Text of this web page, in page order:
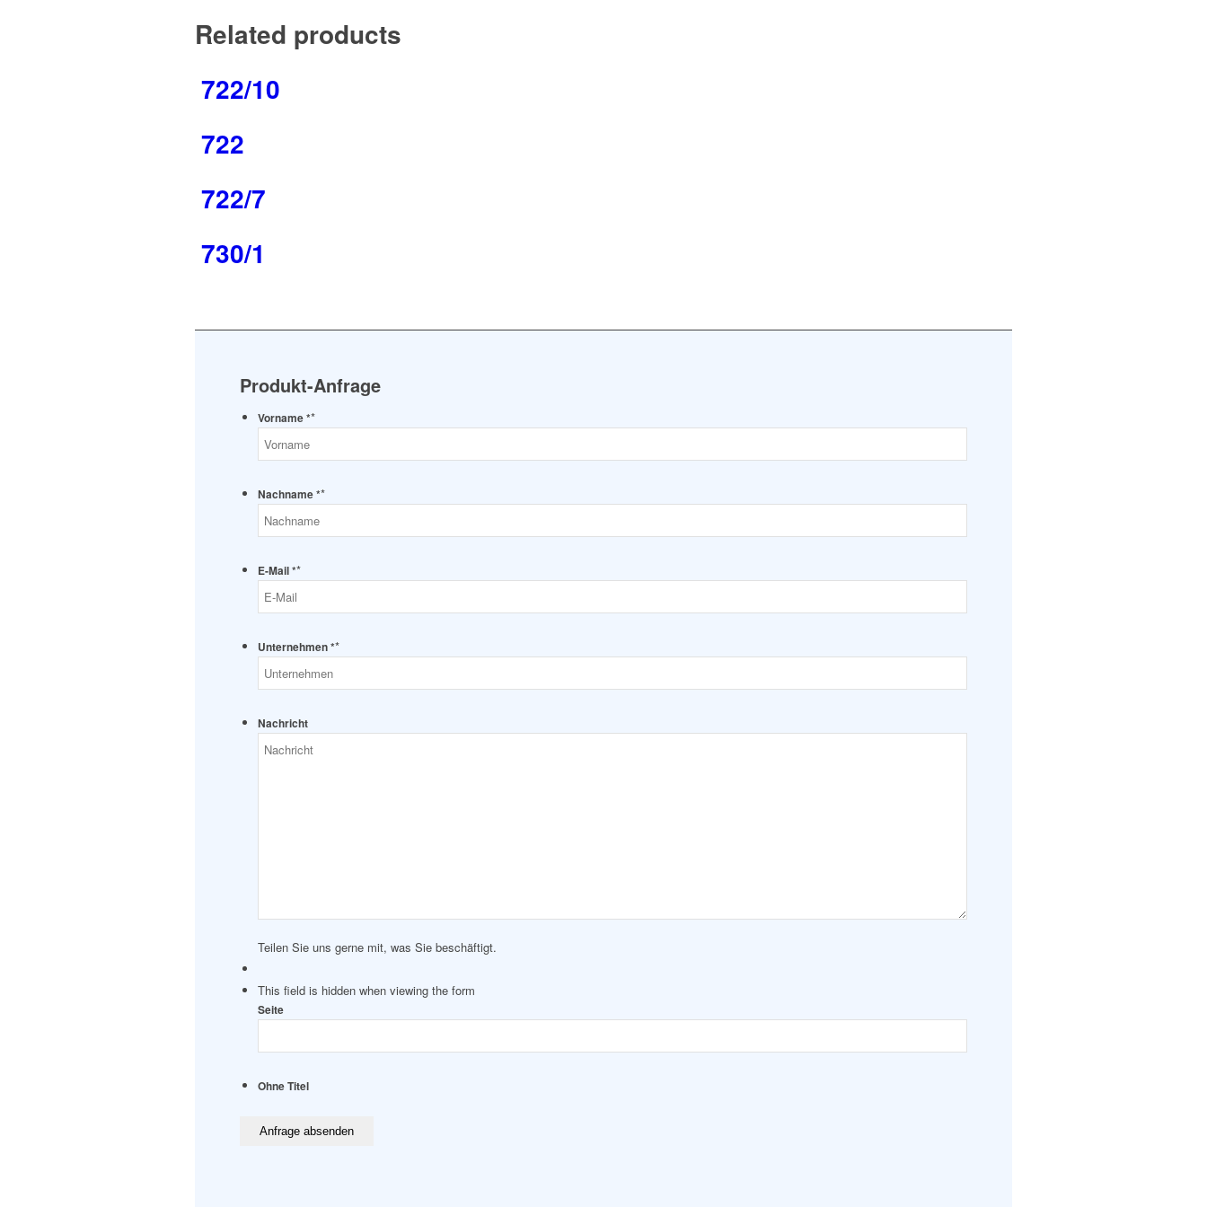
Related products
722/10
722
722/7
730/1
Produkt-Anfrage
Vorname **
Nachname **
E-Mail **
Unternehmen **
Nachricht
Teilen Sie uns gerne mit, was Sie beschäftigt.
This field is hidden when viewing the form
Seite
Ohne Titel